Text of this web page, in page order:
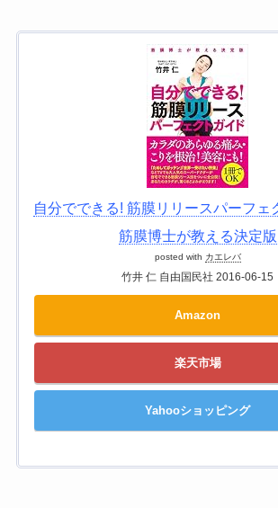
自分でできる! 筋膜リリースパーフ
筋膜博士が教える決定版
posted with カエレバ
竹井 仁 自由国民社 2016-06-15
Amazon
楽天市場
Yahooショッピング